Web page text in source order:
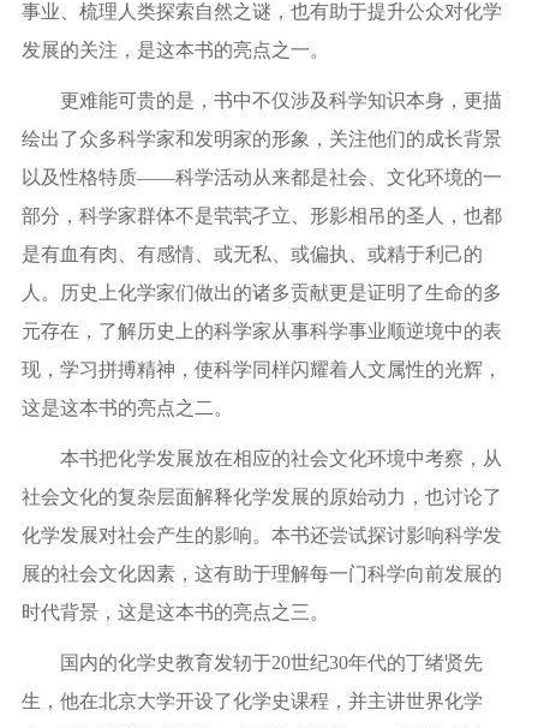
事业、梳理人类探索自然之谜，也有助于提升公众对化学
发展的关注，是这本书的亮点之一。
更难能可贵的是，书中不仅涉及科学知识本身，更描
绘出了众多科学家和发明家的形象，关注他们的成长背景
以及性格特质——科学活动从来都是社会、文化环境的一
部分，科学家群体不是茕茕孑立、形影相吊的圣人，也都
是有血有肉、有感情、或无私、或偏执、或精于利己的
人。历史上化学家们做出的诸多贡献更是证明了生命的多
元存在，了解历史上的科学家从事科学事业顺逆境中的表
现，学习拼搏精神，使科学同样闪耀着人文属性的光辉，
这是这本书的亮点之二。
本书把化学发展放在相应的社会文化环境中考察，从
社会文化的复杂层面解释化学发展的原始动力，也讨论了
化学发展对社会产生的影响。本书还尝试探讨影响科学发
展的社会文化因素，这有助于理解每一门科学向前发展的
时代背景，这是这本书的亮点之三。
国内的化学史教育发轫于20世纪30年代的丁绪贤先
生，他在北京大学开设了化学史课程，并主讲世界化学